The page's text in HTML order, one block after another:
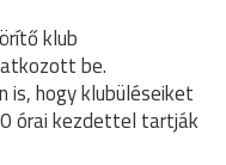
klub
be.
is, hogy klubüléseiket
órai kezdettel tartják